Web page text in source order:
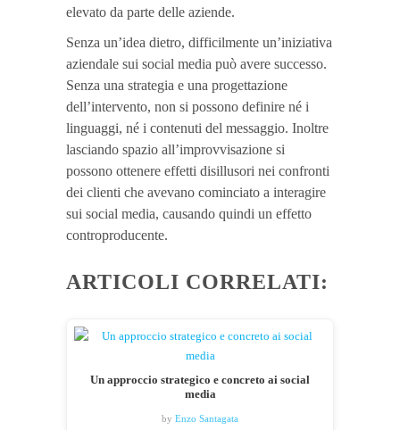
elevato da parte delle aziende.
Senza un’idea dietro, difficilmente un’iniziativa
aziendale sui social media può avere successo.
Senza una strategia e una progettazione
dell’intervento, non si possono definire né i
linguaggi, né i contenuti del messaggio. Inoltre
lasciando spazio all’improvvisazione si
possono ottenere effetti disillusori nei confronti
dei clienti che avevano cominciato a interagire
sui social media, causando quindi un effetto
controproducente.
ARTICOLI CORRELATI:
Un approccio strategico e concreto ai social
media
by Enzo Santagata